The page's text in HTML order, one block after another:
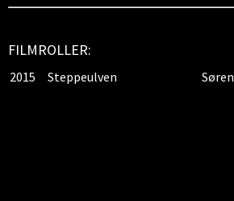
FILMROLLER:
2015 Steppeulven Søren